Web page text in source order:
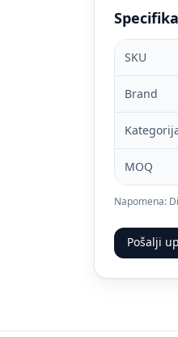
SKU
Brand
MOQ
Napomena:
Pošalji